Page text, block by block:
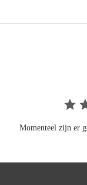
Momenteel zijn er